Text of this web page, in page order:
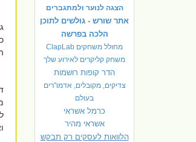
הצגה לנוער ולמתגברים
אתר שורש - גולשים לתוכן
הלכה בפרשה
מחולל משחקים ClapLab
משחק קליקרים לאירוע שלך
הדר קופות רושמות
צדיקים, מקובלים, אדמו"רים
בעולם
כרמל אשראי
אשראי מהיר
הלוואות לעסקים רק תבקש